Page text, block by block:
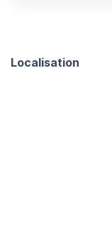
Localisation